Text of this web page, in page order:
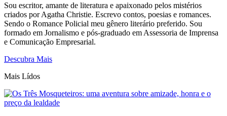
Sou escritor, amante de literatura e apaixonado pelos mistérios
criados por Agatha Christie. Escrevo contos, poesias e romances.
Sendo o Romance Policial meu gênero literário preferido. Sou
formado em Jornalismo e pós-graduado em Assessoria de Imprensa
e Comunicação Empresarial.
Descubra Mais
Mais Lídos